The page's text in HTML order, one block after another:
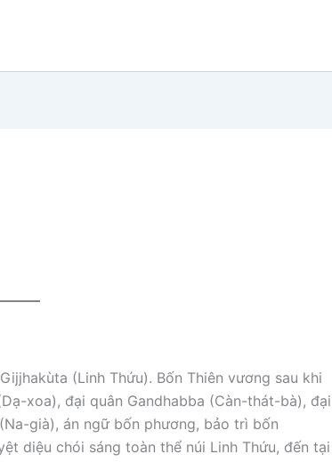
(Linh Thứu). Bốn Thiên vương sau khi
xoa), đại quân Gandhabba (Càn-thát-bà), đại
già), án ngữ bốn phương, bảo trì bốn
diệu chói sáng toàn thể núi Linh Thứu, đến tại